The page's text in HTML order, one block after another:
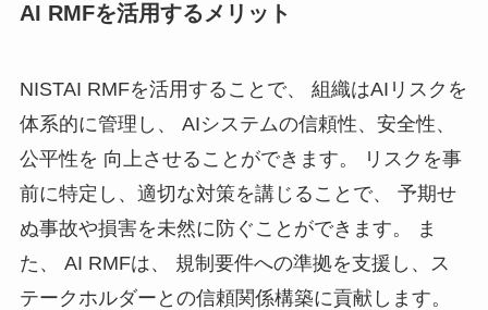
AI RMFを活用するメリット
NISTAI RMFを活用することで、 組織はAIリスクを
体系的に管理し、 AIシステムの信頼性、安全性、
公平性を 向上させることができます。 リスクを事
前に特定し、適切な対策を講じることで、 予期せ
ぬ事故や損害を未然に防ぐことができます。 ま
た、 AI RMFは、 規制要件への準拠を支援し、ス
テークホルダーとの信頼関係構築に貢献します。